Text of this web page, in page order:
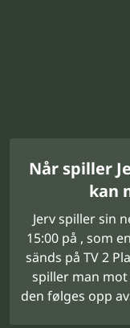
Når spiller
kan
Jerv spiller sin
15:00 på , som
sänds på TV 2
spiller man mot
den følges opp